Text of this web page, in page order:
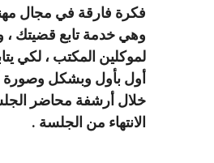
فكرة فارقة في مجال
وهي خدمة تابع قضيتك ،
لموكلين المكتب ، لكي
أول بأول وبشكل
خلال أرشفة محاضر
الانتهاء من الجلسة .